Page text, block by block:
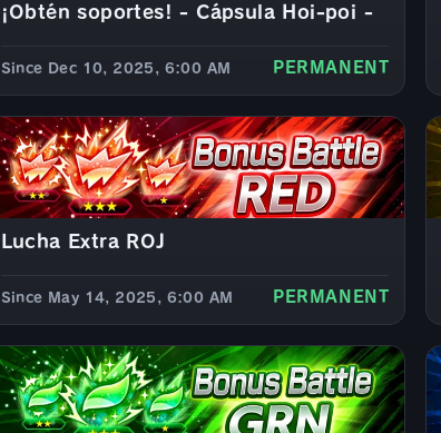
¡Obtén soportes! - Cápsula Hoi-poi -
Since Dec 10, 2025, 6:00 AM PERMANENT
Lucha Extra ROJ
Since May 14, 2025, 6:00 AM PERMANENT